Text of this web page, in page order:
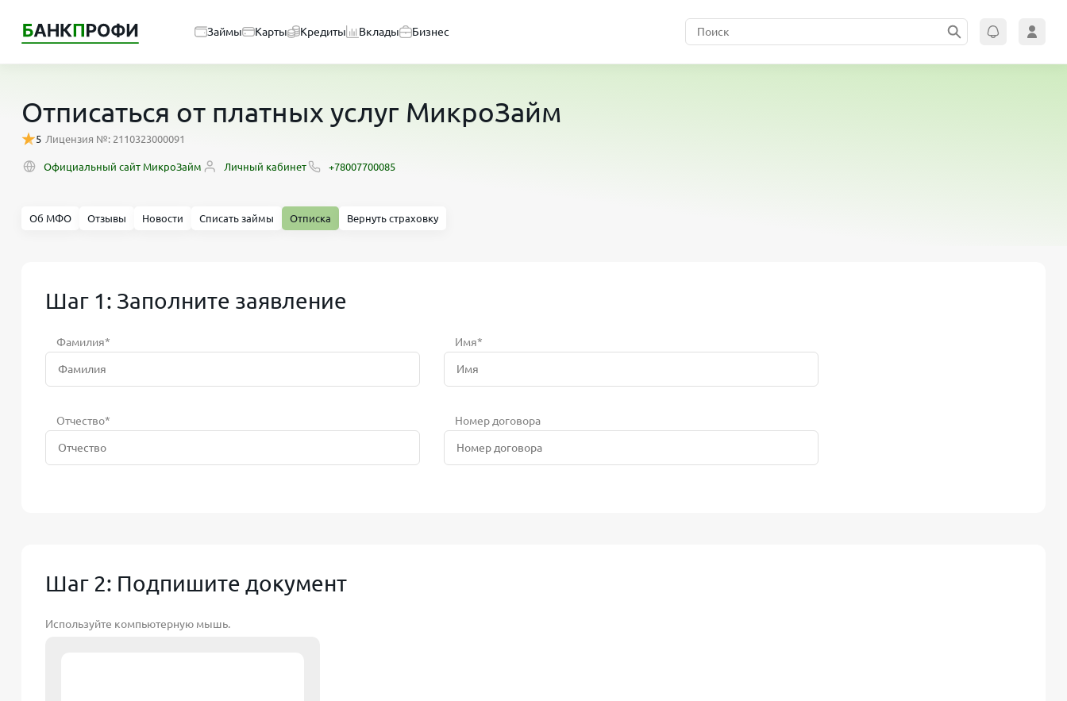
Займы Карты Кредиты Вклады Бизнес
Отписаться от платных услуг МикроЗайм
5 Лицензия №: 2110323000091
Официальный сайт МикроЗайм Личный кабинет +78007700085
Об МФО Отзывы Новости Списать займы Отписка Вернуть страховку
Шаг 1: Заполните заявление
Фамилия* Имя*
Отчество* Номер договора
Шаг 2: Подпишите документ
Используйте компьютерную мышь.